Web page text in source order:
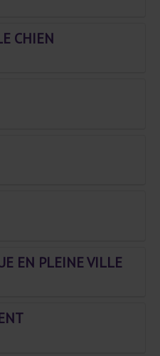
CHIEN
EN PLEINE VILLE